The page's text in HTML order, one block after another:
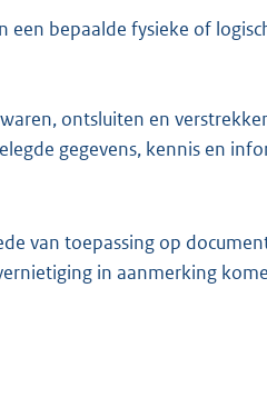
een bepaalde fysieke of
ontsluiten en
gegevens, kennis en
van toepassing op
in aanmerking